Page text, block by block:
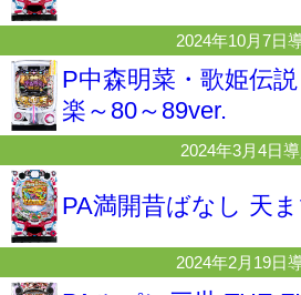
2024年10月7日
P中森明菜・歌姫伝
楽～80～89ver.
2024年3月4日導
PA満開昔ばなし 天
2024年2月19日